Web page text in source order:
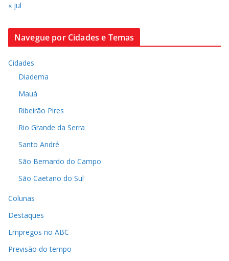
« jul
Navegue por Cidades e Temas
Cidades
Diadema
Mauá
Ribeirão Pires
Rio Grande da Serra
Santo André
São Bernardo do Campo
São Caetano do Sul
Colunas
Destaques
Empregos no ABC
Previsão do tempo